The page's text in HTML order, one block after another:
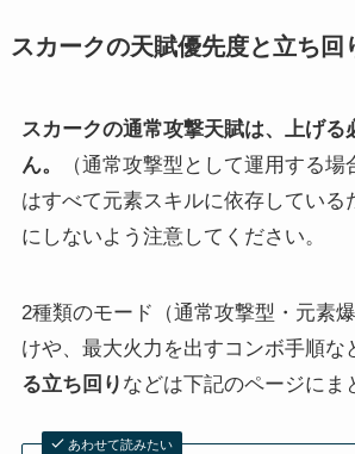
スカークの天賦優先度と立ち回
スカークの通常攻撃天賦は、上げる
ん。
（通常攻撃型として運用する
はすべて元素スキルに依存している
にしないよう注意してください。
2種類のモード（通常攻撃型・元素
けや、最大火力を出すコンボ手順な
る立ち回り などは下記のページにま
あわせて読みたい